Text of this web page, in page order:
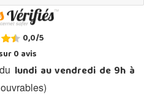
0,0/5
0avis
lundi au vendredi de 9h à